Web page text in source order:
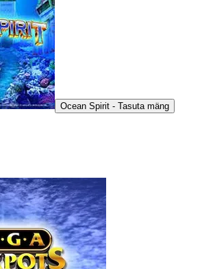
Ocean Spirit - Tasuta mäng